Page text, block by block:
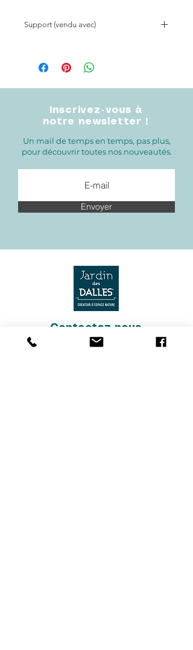
Support (vendu avec)
sur une feuille de coco.
Photo non contractuelle, chaque
Inscrivez-vous à
notre newsletter !
Un mail de temps en temps, pas plus,
pour découvrir toutes nos nouveautés.
Envoyer
Contactez-nous.